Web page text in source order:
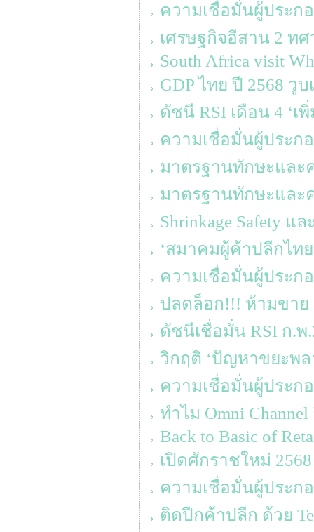
ความเชื่อมั่นผู้ประก
เศรษฐกิจอีสาน 2 ท
South Africa visit
GDP ไทย ปี 2568 วู
ดัชนี RSI เดือน 4 ‘เ
ความเชื่อมั่นผู้ประก
มาตรฐานทักษะและ
มาตรฐานทักษะและ
Shrinkage Safety แ
‘สมาคมผู้ค้าปลีกไท
ความเชื่อมั่นผู้ประก
ปลดล็อก!!! ห้ามขาย
ดัชนีเชื่อมั่น RSI ก.พ
วิกฤติ ‘ปัญหาขยะพล
ความเชื่อมั่นผู้ประก
ทำไม Omni
Back to Basic of
เปิดศักราชใหม่
ความเชื่อมั่นผู้ประก
ติดปีกค้าปลีก ด้วย